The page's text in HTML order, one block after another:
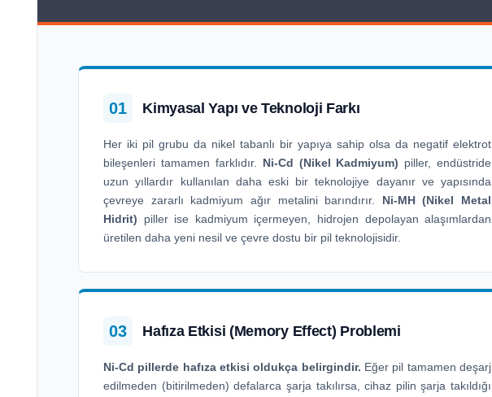
01 Kimyasal Yapı ve Teknoloji Farkı
Her iki pil grubu da nikel tabanlı bir yapıya sahip olsa da negatif elektrot
bileşenleri tamamen farklıdır. Ni-Cd (Nikel Kadmiyum) piller, endüstride
uzun yıllardır kullanılan daha eski bir teknolojiye dayanır ve yapısında
çevreye zararlı kadmiyum ağır metalini barındırır. Ni-MH (Nikel Metal
Hidrit) piller ise kadmiyum içermeyen, hidrojen depolayan alaşımlardan
üretilen daha yeni nesil ve çevre dostu bir pil teknolojisidir.
03 Hafıza Etkisi (Memory Effect) Problemi
Ni-Cd pillerde hafıza etkisi oldukça belirgindir. Eğer pil tamamen deşarj
edilmeden (bitirilmeden) defalarca şarja takılırsa, cihaz pilin şarja takıldığı